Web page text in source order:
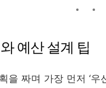
예산 설계 팁
을 짜며 가장 먼저 ‘